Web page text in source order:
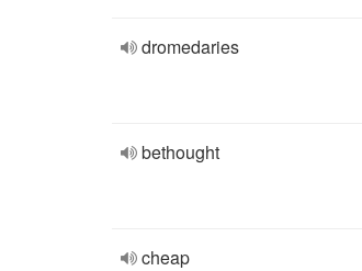
dromedaries
bethought
cheap